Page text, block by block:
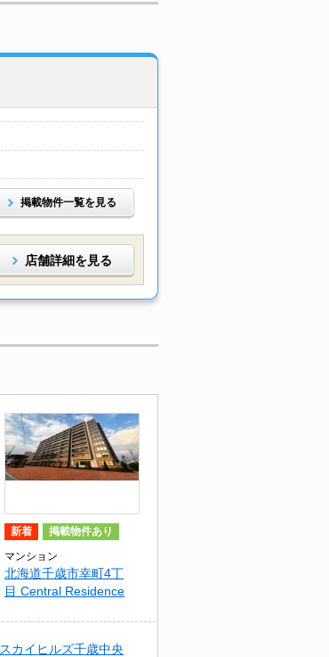
掲載物件一覧を見る
店舗詳細を見る
新着 掲載物件あり
マンション
北海道千歳市幸町4丁
目 Central Residence
スカイヒルズ千歳中央